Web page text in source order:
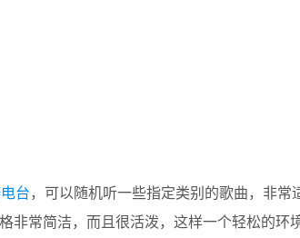
台，可以随机听一些指定类别的歌曲，非常
非常简洁，而且很活泼，这样一个轻松的环